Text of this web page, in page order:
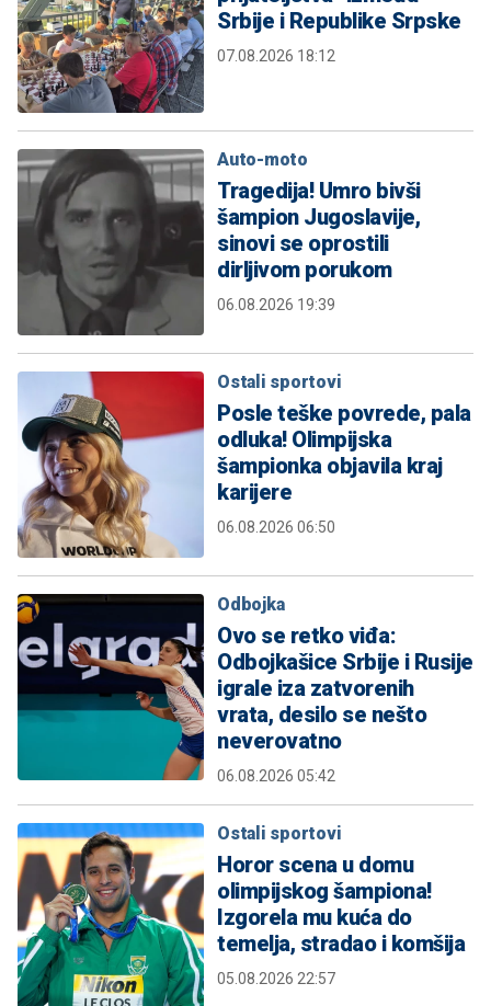
Srbije i Republike Srpske
07.08.2026 18:12
Auto-moto
Tragedija! Umro bivši
šampion Jugoslavije,
sinovi se oprostili
dirljivom porukom
06.08.2026 19:39
Ostali sportovi
Posle teške povrede, pala
odluka! Olimpijska
šampionka objavila kraj
karijere
06.08.2026 06:50
Odbojka
Ovo se retko viđa:
Odbojkašice Srbije i Rusije
igrale iza zatvorenih
vrata, desilo se nešto
neverovatno
06.08.2026 05:42
Ostali sportovi
Horor scena u domu
olimpijskog šampiona!
Izgorela mu kuća do
temelja, stradao i komšija
05.08.2026 22:57